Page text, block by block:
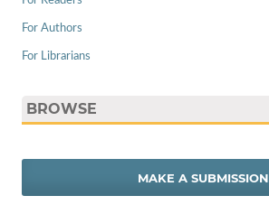
For Authors
For Librarians
BROWSE
MAKE A SUBMISSION